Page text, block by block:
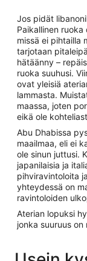
Jos pidät
Paikallinen
missä ei pihtailla
tarjotaan
hätäänny –
ruoka suuhusi.
ovat yleisiä
lammasta.
maassa, joten
eikä ole
Abu Dhabissa
maailmaa, eli ei
ole sinun juttusi.
japanilaisia ja
pihviravintoloita
yhteydessä on
ravintoloiden
Aterian lopuksi
jonka suuruus